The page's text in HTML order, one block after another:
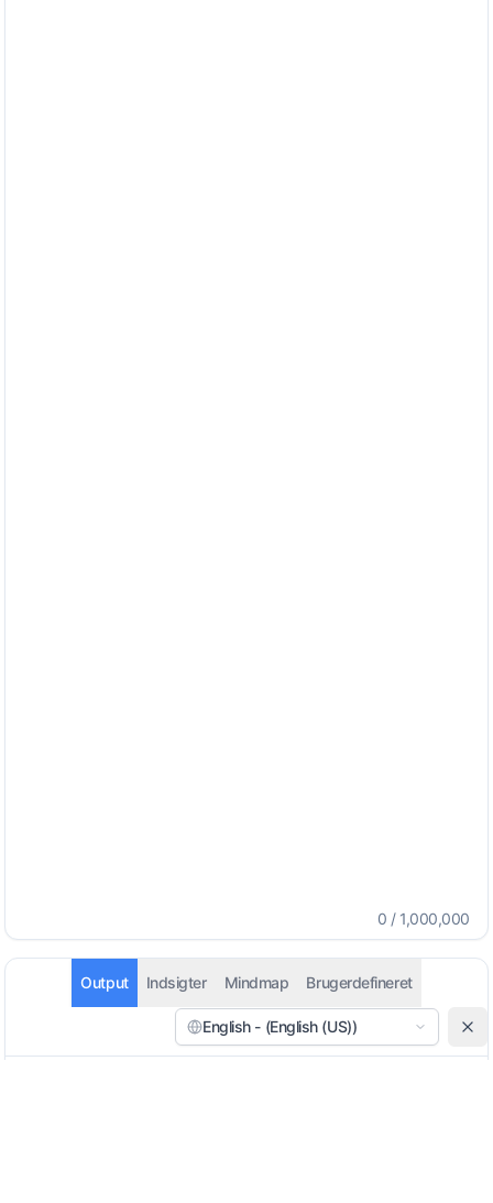
0 / 1,000,000
Output Indsigter Mindmap Brugerdefineret
English - (English (US))